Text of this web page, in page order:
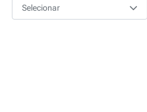
Selecionar